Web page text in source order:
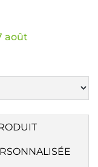
août